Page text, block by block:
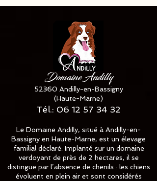
Domaine Andilly
52360 Andilly-en-Bassigny
(Haute-Marne)
Tél.: 06 12 57 34 32
Le Domaine Andilly, situé à Andilly-en-
Bassigny en Haute-Marne, est un élevage
familial déclaré. Implanté sur un domaine
verdoyant de près de 2 hectares, il se
distingue par l’absence de chenils : les chiens
évoluent en plein air et sont considérés